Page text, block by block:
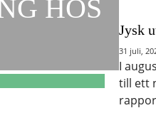
HOS
Jysk
31 juli,
I
till ett